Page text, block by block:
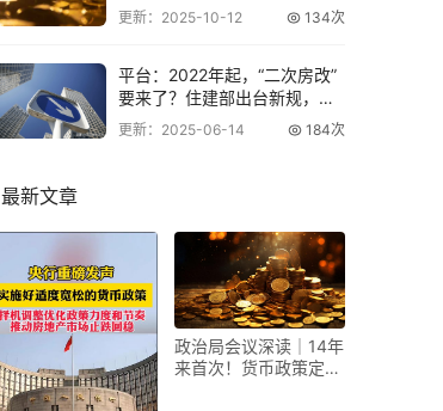
更新：2025-10-12 134次
平台：2022年起，“二次房改”
要来了？住建部出台新规，这
3类人注
更新：2025-06-14 184次
最新文章
政治局会议深读｜14年
来首次！货币政策定调